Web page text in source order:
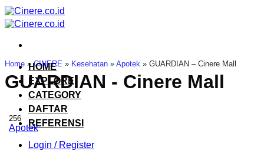
Skip
to
content
HOME
EXPLORE
CATEGORY
DAFTAR
REFERENSI
Login / Register
Home »CINERE » Kesehatan » Apotek » GUARDIAN – Cinere Mall
GUARDIAN - Cinere Mall
256
Apotek